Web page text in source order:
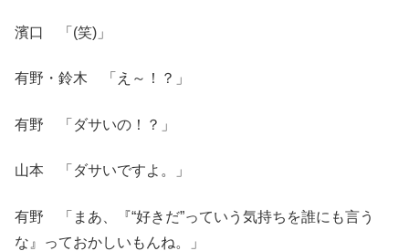
濱口 「(笑)」
有野・鈴木 「え～！？」
有野 「ダサいの！？」
山本 「ダサいですよ。」
有野 「まあ、『“好きだ”っていう気持ちを誰にも言う
な』っておかしいもんね。」